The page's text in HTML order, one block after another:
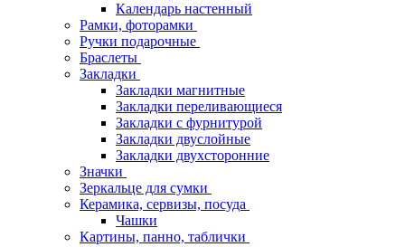
Календарь настенный
Рамки, фоторамки
Ручки подарочные
Браслеты
Закладки
Закладки магнитные
Закладки переливающиеся
Закладки с фурнитурой
Закладки двуслойные
Закладки двухсторонние
Значки
Зеркальце для сумки
Керамика, сервизы, посуда
Чашки
Картины, панно, таблички